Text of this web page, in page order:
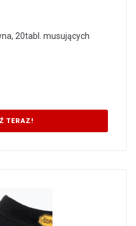
20tabl. musujących
TERAZ!